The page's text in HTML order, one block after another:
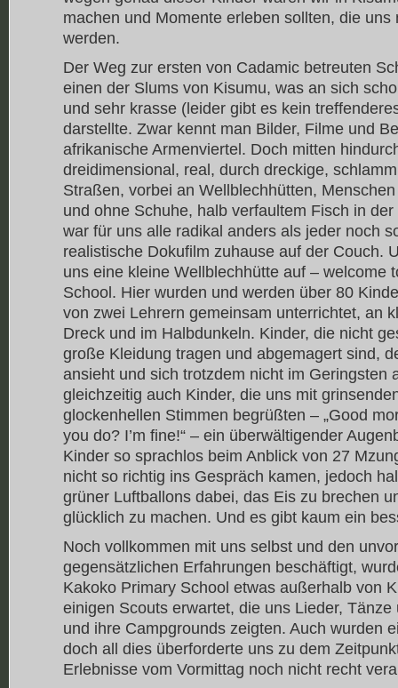
machen und Momente erleben sollten, die uns
werden.
Der Weg zur ersten von Cadamic betreuten
einen der Slums von Kisumu, was an sich
und sehr krasse (leider gibt es kein
darstellte. Zwar kennt man Bilder, Filme und
afrikanische Armenviertel. Doch mitten
dreidimensional, real, durch dreckige,
Straßen, vorbei an Wellblechhütten,
und ohne Schuhe, halb verfaultem Fisch in
war für uns alle radikal anders als jeder noch
realistische Dokufilm zuhause auf der Couch.
uns eine kleine Wellblechhütte auf – welcome
School. Hier wurden und werden über 80
von zwei Lehrern gemeinsam unterrichtet, an
Dreck und im Halbdunkeln. Kinder, die nicht
große Kleidung tragen und abgemagert sind,
ansieht und sich trotzdem nicht im Geringsten
gleichzeitig auch Kinder, die uns mit
glockenhellen Stimmen begrüßten – „Good
you do? I’m fine!“ – ein überwältigender
Kinder so sprachlos beim Anblick von 27
nicht so richtig ins Gespräch kamen, jedoch
grüner Luftballons dabei, das Eis zu brechen
glücklich zu machen. Und es gibt kaum ein
Noch vollkommen mit uns selbst und den
gegensätzlichen Erfahrungen beschäftigt,
Kakoko Primary School etwas außerhalb von
einigen Scouts erwartet, die uns Lieder,
und ihre Campgrounds zeigten. Auch wurden
doch all dies überforderte uns zu dem
Erlebnisse vom Vormittag noch nicht recht